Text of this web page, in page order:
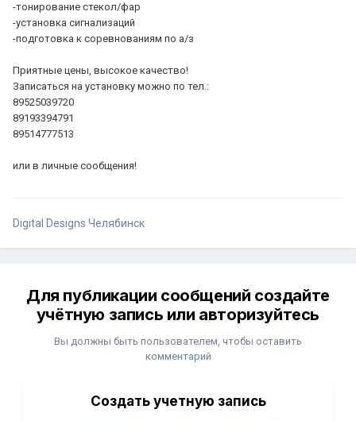
-тонирование стекол/фар
-установка сигнализаций
-подготовка к соревнованиям по а/з
Приятные цены, высокое качество!
Записаться на установку можно по тел.:
89525039720
89193394791
89514777513
или в личные сообщения!
Digital Designs Челябинск
Для публикации сообщений создайте
учётную запись или авторизуйтесь
Вы должны быть пользователем, чтобы оставить
комментарий
Создать учетную запись